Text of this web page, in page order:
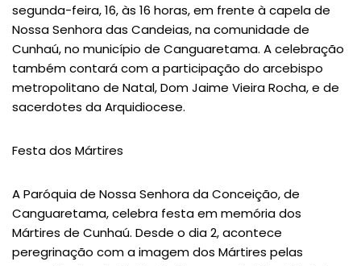
segunda-feira, 16, às 16 horas, em frente à capela de
Nossa Senhora das Candeias, na comunidade de
Cunhaú, no município de Canguaretama. A celebração
também contará com a participação do arcebispo
metropolitano de Natal, Dom Jaime Vieira Rocha, e de
sacerdotes da Arquidiocese.
Festa dos Mártires
A Paróquia de Nossa Senhora da Conceição, de
Canguaretama, celebra festa em memória dos
Mártires de Cunhaú. Desde o dia 2, acontece
peregrinação com a imagem dos Mártires pelas